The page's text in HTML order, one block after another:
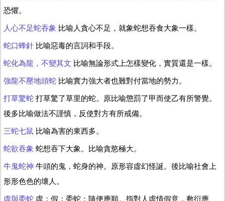
恐懼。
人心不足蛇吞象 比喻人貪心不足，就象蛇想吞食大象一樣。
蛇口蜂針 比喻惡毒的言詞和手段。
蛇化為龍，不變其文 比喻無論形式上怎樣變化，實質還是一樣。
強龍不壓地頭蛇 比喻實力強大者也難對付當地的勢力。
打草驚蛇 打草驚了草里的蛇。原比喻懲罰了甲而使乙有所警覺。
後多比喻做法不謹慎，反使對方有所戒備。
三蛇七鼠 比喻為害的東西多。
蛇欲吞象 蛇想吞下大象。比喻貪慾極大。
牛鬼蛇神 牛頭的鬼，蛇身的神。原形容虛幻怪誕。後比喻社會上
形形色色的壞人。
虛與委蛇 虛：假；委蛇：隨便應順。指對人虛情假意，敷衍應